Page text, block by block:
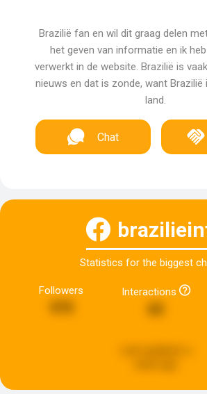
Brazilië fan en wil dit graag delen
het geven van informatie en ik
verwerkt in de website. Brazilië is
nieuws en dat is zonde, want Brazilië
land.
Chat
Statistics for the biggest
Followers Interactions